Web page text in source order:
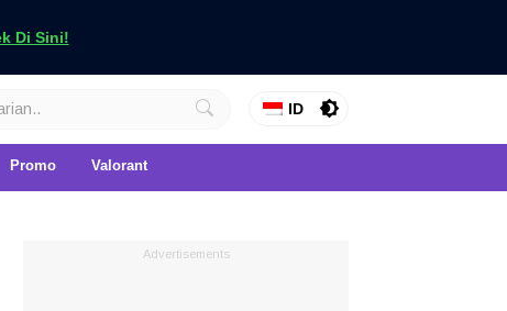
Di Sini!
ID
Promo Valorant
Advertisements